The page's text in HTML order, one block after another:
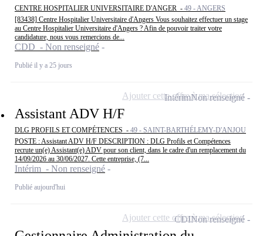
CENTRE HOSPITALIER UNIVERSITAIRE D'ANGER - 49 - ANGERS
[83438] Centre Hospitalier Universitaire d'Angers Vous souhaitez effectuer un stage
au Centre Hospitalier Universitaire d'Angers ? Afin de pouvoir traiter votre
candidature, nous vous remercions de...
CDD - Non renseigné
Publié il y a 25 jours
Assistant ADV H/F
DLG PROFILS ET COMPÉTENCES - 49 - SAINT-BARTHÉLEMY-D'ANJOU
POSTE : Assistant ADV H/F DESCRIPTION : DLG Profils et Compétences
recrute un(e) Assistant(e) ADV pour son client, dans le cadre d'un remplacement du
14/09/2026 au 30/06/2027. Cette entreprise, (7...
Intérim - Non renseigné
Publié aujourd'hui
IntérimNon renseigné
Ajouter cette offre à ma sélection
CDINon renseigné
Ajouter cette offre à ma sélection